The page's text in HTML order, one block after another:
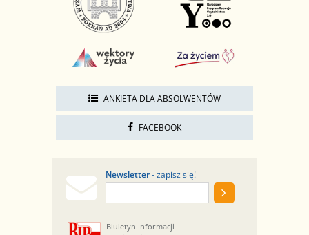
ANKIETA DLA ABSOLWENTÓW
FACEBOOK
Newsletter- zapisz się!
Biuletyn Informacji